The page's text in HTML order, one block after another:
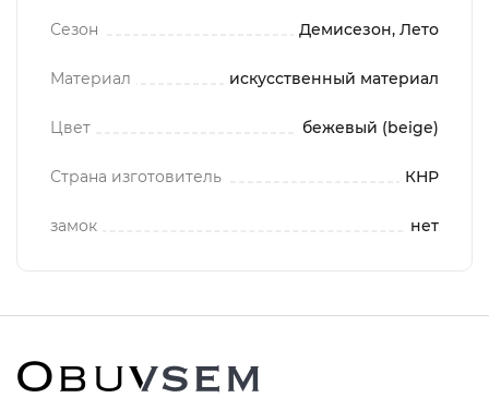
Сезон Демисезон, Лето
Материал искусственный материал
Цвет бежевый (beige)
Страна изготовитель КНР
замок нет